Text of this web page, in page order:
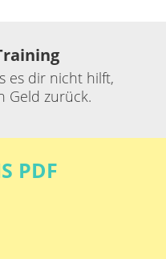
es dir nicht hilft,
Geld zurück.
PDF